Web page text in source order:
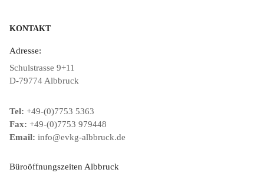
KONTAKT
Adresse:
Schulstrasse 9+11
D-79774 Albbruck
Tel: +49-(0)7753 5363
Fax: +49-(0)7753 979448
Email: info@evkg-albbruck.de
Büroöffnungszeiten Albbruck